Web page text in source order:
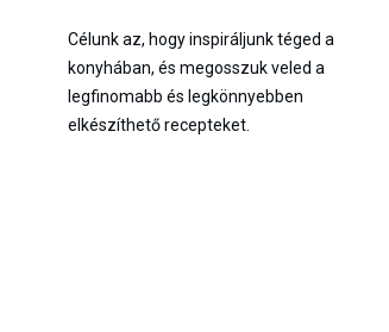
Célunk az, hogy inspiráljunk téged a
konyhában, és megosszuk veled a
legfinomabb és legkönnyebben
elkészíthető recepteket.